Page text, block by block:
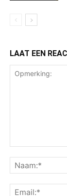
LAAT EEN